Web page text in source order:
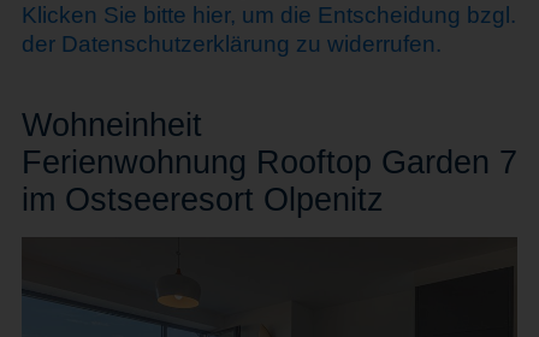
Klicken Sie bitte hier, um die Entscheidung bzgl.
der Datenschutzerklärung zu widerrufen.
Wohneinheit
Ferienwohnung Rooftop Garden 7
im Ostseeresort Olpenitz